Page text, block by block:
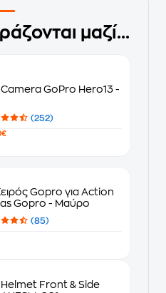
μαζί...
GoPro Hero13 -
(252)
Gopro για Action
Gopro - Μαύρο
(85)
Front & Side